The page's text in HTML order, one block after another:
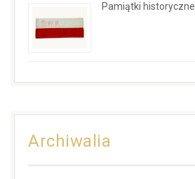
Pamiątki historyczne
Archiwalia